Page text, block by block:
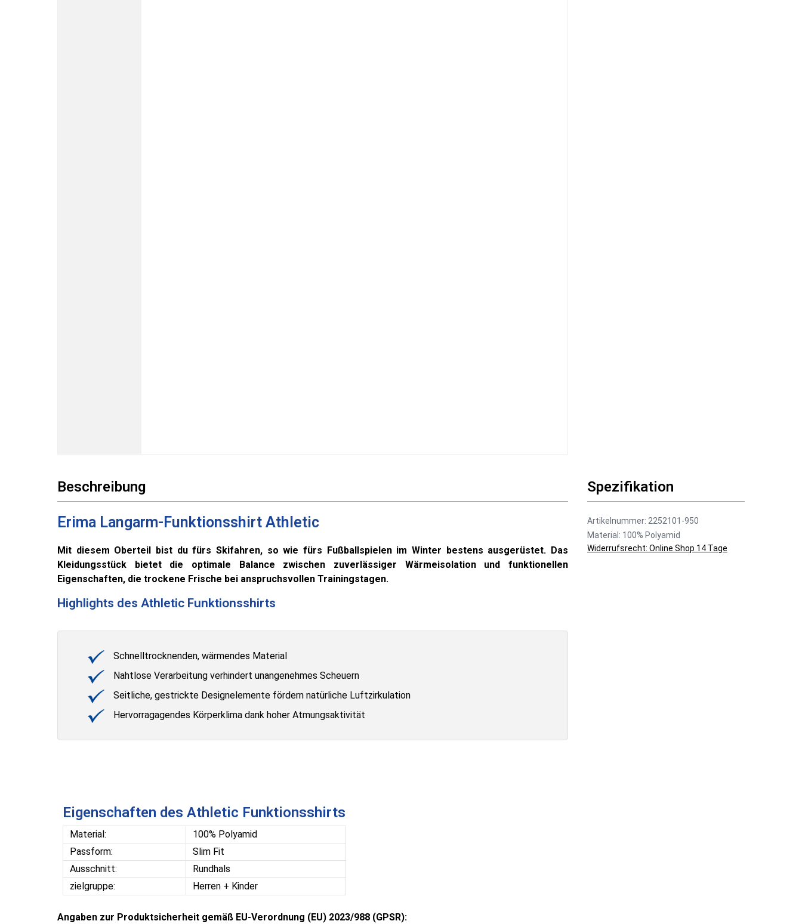
Beschreibung
Erima Langarm-Funktionsshirt Athletic
Mit diesem Oberteil bist du fürs Skifahren, so wie fürs Fußballspielen im Winter bestens ausgerüstet. Das
Kleidungsstück bietet die optimale Balance zwischen zuverlässiger Wärmeisolation und funktionellen
Eigenschaften, die trockene Frische bei anspruchsvollen Trainingstagen.
Highlights des Athletic Funktionsshirts
Schnelltrocknenden, wärmendes Material
Nahtlose Verarbeitung verhindert unangenehmes Scheuern
Seitliche, gestrickte Designelemente fördern natürliche Luftzirkulation
Hervorragagendes Körperklima dank hoher Atmungsaktivität
Eigenschaften des Athletic Funktionsshirts
Material:
100% Polyamid
Passform:
Slim Fit
Ausschnitt:
Rundhals
zielgruppe:
Herren + Kinder
Angaben zur Produktsicherheit gemäß EU-Verordnung (EU) 2023/988 (GPSR):
Spezifikation
Artikelnummer: 2252101-950
Material: 100% Polyamid
Widerrufsrecht: Online Shop 14 Tage